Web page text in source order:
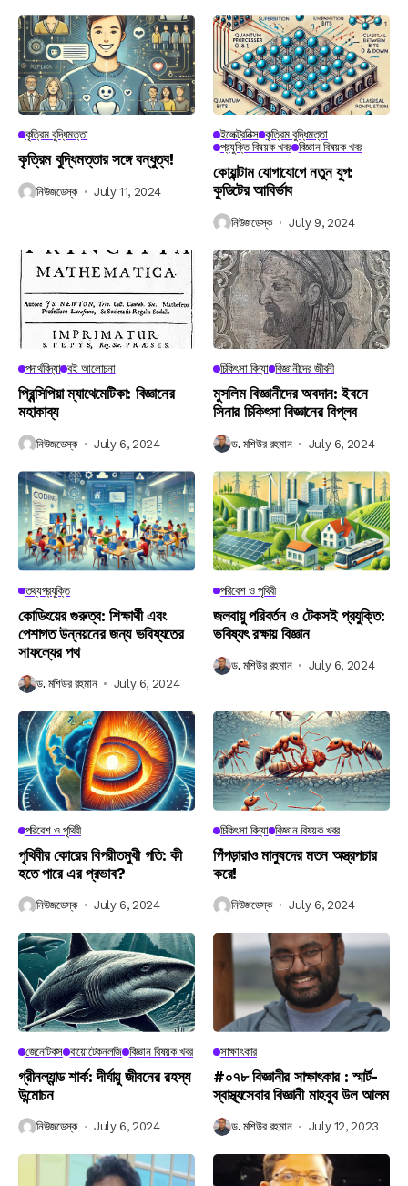
কৃত্রিম বুদ্ধিমত্তা
কৃত্রিম বুদ্ধিমত্তার সঙ্গে বন্ধুত্ব!
নিউজডেস্ক July 11, 2024
ইলেক্ট্রনিক্স কৃত্রিম বুদ্ধিমত্তা
প্রযুক্তি বিষয়ক খবর বিজ্ঞান বিষয়ক খবর
কোয়ান্টাম যোগাযোগে নতুন যুগ:
কুডিটের আবির্ভাব
নিউজডেস্ক July 9, 2024
পদার্থবিদ্যা বই আলোচনা
প্রিন্সিপিয়া ম্যাথেমেটিকা: বিজ্ঞানের
মহাকাব্য
নিউজডেস্ক July 6, 2024
চিকিৎসা বিদ্যা বিজ্ঞানীদের জীবনী
মুসলিম বিজ্ঞানীদের অবদান: ইবনে
সিনার চিকিৎসা বিজ্ঞানের বিপ্লব
ড. মশিউর রহমান July 6, 2024
তথ্যপ্রযুক্তি
কোডিংয়ের গুরুত্ব: শিক্ষার্থী এবং
পেশাগত উন্নয়নের জন্য ভবিষ্যতের
সাফল্যের পথ
ড. মশিউর রহমান July 6, 2024
পরিবেশ ও পৃথিবী
জলবায়ু পরিবর্তন ও টেকসই প্রযুক্তি:
ভবিষ্যৎ রক্ষায় বিজ্ঞান
ড. মশিউর রহমান July 6, 2024
পরিবেশ ও পৃথিবী
পৃথিবীর কোরের বিপরীতমুখী গতি: কী
হতে পারে এর প্রভাব?
নিউজডেস্ক July 6, 2024
চিকিৎসা বিদ্যা বিজ্ঞান বিষয়ক খবর
পিঁপড়ারাও মানুষদের মতন অস্ত্রপচার
করে!
নিউজডেস্ক July 6, 2024
জেনেটিকস বায়োটেকনলজি বিজ্ঞান বিষয়ক খবর
গ্রীনল্যান্ড শার্ক: দীর্ঘায়ু জীবনের রহস্য
উন্মোচন
নিউজডেস্ক July 6, 2024
সাক্ষাৎকার
#০৭৮ বিজ্ঞানীর সাক্ষাৎকার : স্মার্ট-
স্বাস্থ্যসেবার বিজ্ঞানী মাহবুব উল আলম
ড. মশিউর রহমান July 12, 2023